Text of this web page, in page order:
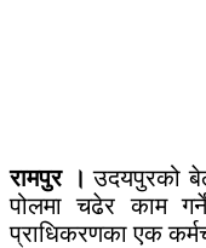
रामपुर । उदयपुरको
पोलमा चढेर काम
प्राधिकरणका एक